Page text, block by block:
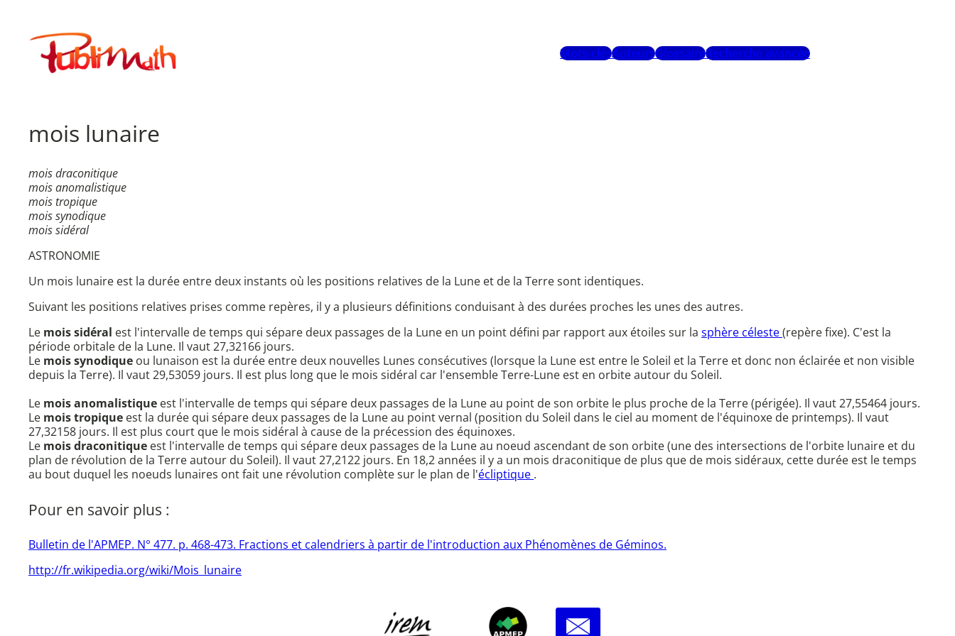
contenuPublimath
Mots-clésAuteursGlossaireRecherche avancée
mois lunaire
mois draconitique
mois anomalistique
mois tropique
mois synodique
mois sidéral
ASTRONOMIE
Un mois lunaire est la durée entre deux instants où les positions relatives de la Lune et de la Terre sont identiques.
Suivant les positions relatives prises comme repères, il y a plusieurs définitions conduisant à des durées proches les unes des autres.
Le mois sidéral est l'intervalle de temps qui sépare deux passages de la Lune en un point défini par rapport aux étoiles sur la sphère céleste(repère fixe). C'est la
période orbitale de la Lune. Il vaut 27,32166 jours.
Le mois synodique ou lunaison est la durée entre deux nouvelles Lunes consécutives (lorsque la Lune est entre le Soleil et la Terre et donc non éclairée et non visible
depuis la Terre). Il vaut 29,53059 jours. Il est plus long que le mois sidéral car l'ensemble Terre-Lune est en orbite autour du Soleil.
Le mois anomalistique est l'intervalle de temps qui sépare deux passages de la Lune au point de son orbite le plus proche de la Terre (périgée). Il vaut 27,55464 jours.
Le mois tropique est la durée qui sépare deux passages de la Lune au point vernal (position du Soleil dans le ciel au moment de l'équinoxe de printemps). Il vaut
27,32158 jours. Il est plus court que le mois sidéral à cause de la précession des équinoxes.
Le mois draconitique est l'intervalle de temps qui sépare deux passages de la Lune au noeud ascendant de son orbite (une des intersections de l'orbite lunaire et du
plan de révolution de la Terre autour du Soleil). Il vaut 27,2122 jours. En 18,2 années il y a un mois draconitique de plus que de mois sidéraux, cette durée est le temps
au bout duquel les noeuds lunaires ont fait une révolution complète sur le plan de l'écliptique .
Pour en savoir plus :
Bulletin de l'APMEP. N° 477. p. 468-473. Fractions et calendriers à partir de l'introduction aux Phénomènes de Géminos.
http://fr.wikipedia.org/wiki/Mois_lunaire